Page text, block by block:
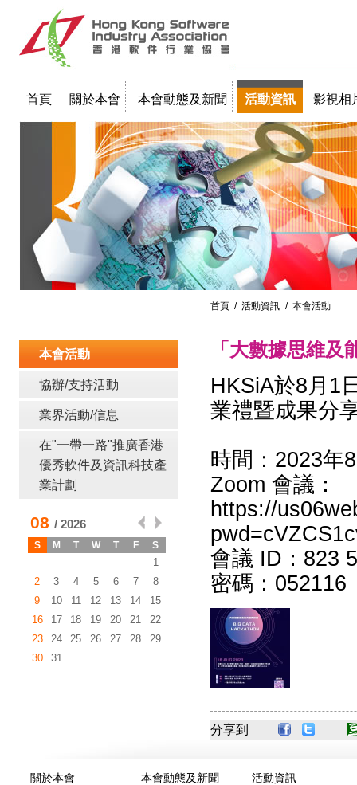
首頁 關於本會 本會動態及新聞 活動資訊 影視相
教學簡報
首頁 / 活動資訊 / 本會活動
本會活動
協辦/支持活動
業界活動/信息
在"一帶一路"推廣香港
優秀軟件及資訊科技產
業計劃
「大數據思維
HKSiA於8月1
業禮暨成果分
時間：2023年
Zoom 會議：
https://
會議 ID：823
密碼：052116
分享到
關於本會 本會動態及新聞 活動資訊